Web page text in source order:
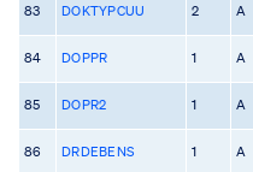
83 DOKTYPCUU 2 A
84 DOPPR 1 A
85 DOPR2 1 A
86 DRDEBENS 1 A